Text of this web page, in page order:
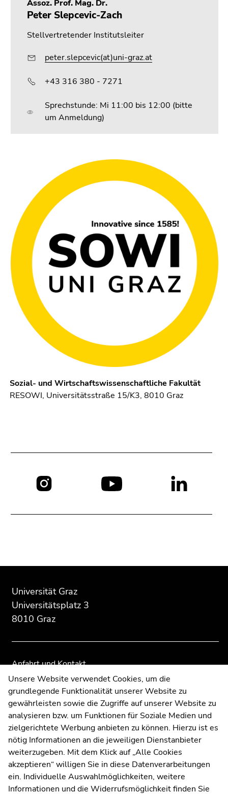
Assoz. Prof. Mag. Dr.
Peter Slepcevic-Zach
Stellvertretender Institutsleiter
peter.slepcevic(at)uni-graz.at
+43 316 380 - 7271
Sprechstunde: Mi 11:00 bis 12:00 (bitte
um Anmeldung)
Sozial- und Wirtschaftswissenschaftliche Fakultät
RESOWI, Universitätsstraße 15/K3, 8010 Graz
Seitenbereichs:
Zusatzinformationen:
Universität Graz
Universitätsplatz 3
8010 Graz
Anfahrt und Kontakt
Kommunikation und Öffentlichkeitsarbeit
Moodle
UNIGRAZonline
Impressum
Datenschutzerklärung
Cookie-Einstellungen
Barrierefreiheitserklärung
Seitenbereichs.
Übersicht
Seitenbereiche
Seitenbereichs.
Übersicht
Seitenbereiche
Unsere Website verwendet Cookies, um die
grundlegende Funktionalität unserer Website zu
gewährleisten sowie die Zugriffe auf unserer Website zu
analysieren bzw. um Funktionen für Soziale Medien und
zielgerichtete Werbung anbieten zu können. Hierzu ist es
nötig Informationen an die jeweiligen Dienstanbieter
weiterzugeben. Mit dem Klick auf „Alle Cookies
akzeptieren“ willigen Sie in diese Datenverarbeitungen
ein. Individuelle Auswahlmöglichkeiten, weitere
Informationen und die Widerrufsmöglichkeit finden Sie